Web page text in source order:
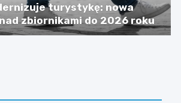
turystykę: nowa
zbiornikami do 2026 roku